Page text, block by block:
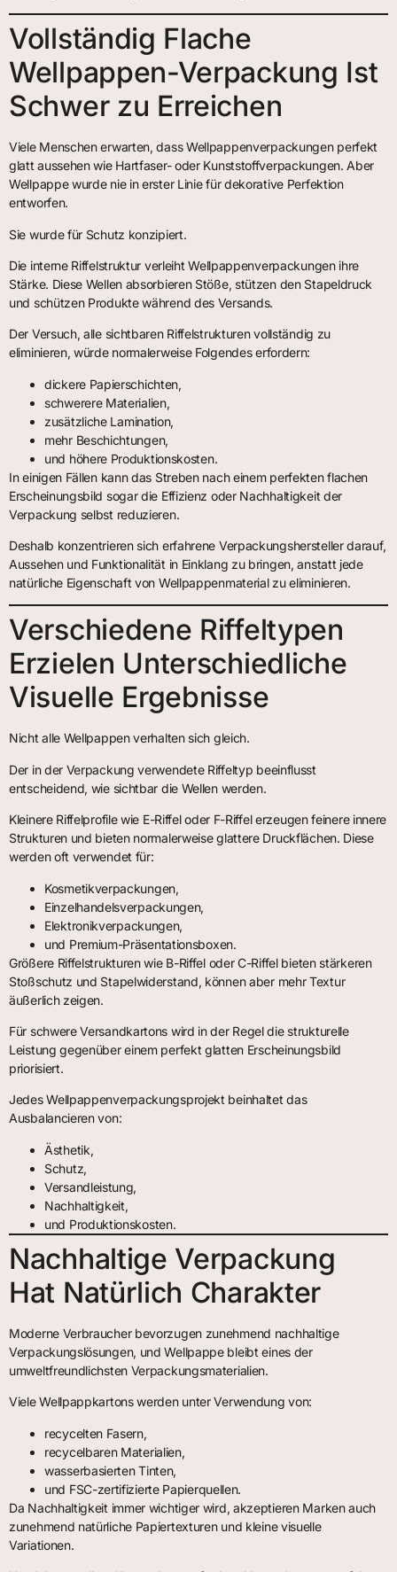
Vollständig Flache
Wellpappen-Verpackung Ist
Schwer zu Erreichen
Viele Menschen erwarten, dass Wellpappenverpackungen perfekt
glatt aussehen wie Hartfaser- oder Kunststoffverpackungen. Aber
Wellpappe wurde nie in erster Linie für dekorative Perfektion
entworfen.
Sie wurde für Schutz konzipiert.
Die interne Riffelstruktur verleiht Wellpappenverpackungen ihre
Stärke. Diese Wellen absorbieren Stöße, stützen den Stapeldruck
und schützen Produkte während des Versands.
Der Versuch, alle sichtbaren Riffelstrukturen vollständig zu
eliminieren, würde normalerweise Folgendes erfordern:
dickere Papierschichten,
schwerere Materialien,
zusätzliche Lamination,
mehr Beschichtungen,
und höhere Produktionskosten.
In einigen Fällen kann das Streben nach einem perfekten flachen
Erscheinungsbild sogar die Effizienz oder Nachhaltigkeit der
Verpackung selbst reduzieren.
Deshalb konzentrieren sich erfahrene Verpackungshersteller darauf,
Aussehen und Funktionalität in Einklang zu bringen, anstatt jede
natürliche Eigenschaft von Wellpappenmaterial zu eliminieren.
Verschiedene Riffeltypen
Erzielen Unterschiedliche
Visuelle Ergebnisse
Nicht alle Wellpappen verhalten sich gleich.
Der in der Verpackung verwendete Riffeltyp beeinflusst
entscheidend, wie sichtbar die Wellen werden.
Kleinere Riffelprofile wie E-Riffel oder F-Riffel erzeugen feinere innere
Strukturen und bieten normalerweise glattere Druckflächen. Diese
werden oft verwendet für:
Kosmetikverpackungen,
Einzelhandelsverpackungen,
Elektronikverpackungen,
und Premium-Präsentationsboxen.
Größere Riffelstrukturen wie B-Riffel oder C-Riffel bieten stärkeren
Stoßschutz und Stapelwiderstand, können aber mehr Textur
äußerlich zeigen.
Für schwere Versandkartons wird in der Regel die strukturelle
Leistung gegenüber einem perfekt glatten Erscheinungsbild
priorisiert.
Jedes Wellpappenverpackungsprojekt beinhaltet das
Ausbalancieren von:
Ästhetik,
Schutz,
Versandleistung,
Nachhaltigkeit,
und Produktionskosten.
Nachhaltige Verpackung
Hat Natürlich Charakter
Moderne Verbraucher bevorzugen zunehmend nachhaltige
Verpackungslösungen, und Wellpappe bleibt eines der
umweltfreundlichsten Verpackungsmaterialien.
Viele Wellpappkartons werden unter Verwendung von:
recycelten Fasern,
recycelbaren Materialien,
wasserbasierten Tinten,
und FSC-zertifizierte Papierquellen.
Da Nachhaltigkeit immer wichtiger wird, akzeptieren Marken auch
zunehmend natürliche Papiertexturen und kleine visuelle
Variationen.